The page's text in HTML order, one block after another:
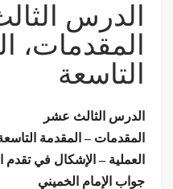
الدرس
المقدمات،
التاسعة
الدرس الثالث عشر
المقدمات – المقدمة
العملية – الإشكال في
جواب الإمام الخميني